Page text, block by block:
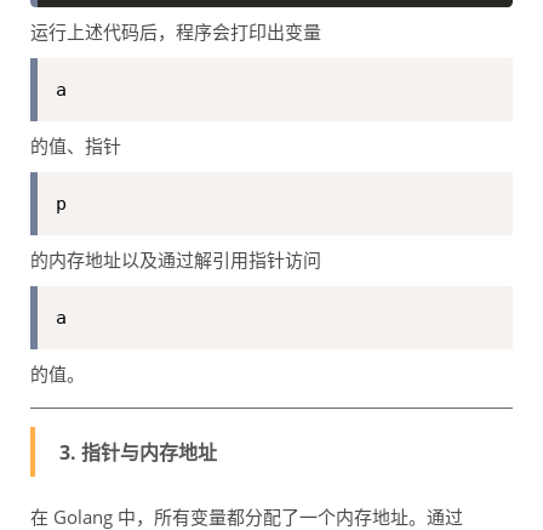
运行上述代码后，程序会打印出变量
a
的值、指针
p
的内存地址以及通过解引用指针访问
a
的值。
3. 指针与内存地址
在 Golang 中，所有变量都分配了一个内存地址。通过